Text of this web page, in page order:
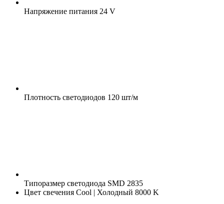
Напряжение питания 24 V
Плотность светодиодов 120 шт/м
Типоразмер светодиода SMD 2835
Цвет свечения Cool | Холодный 8000 K